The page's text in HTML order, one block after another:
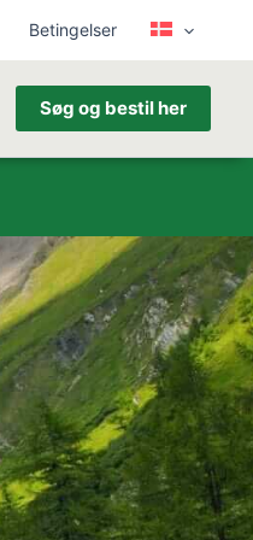
Betingelser
Søg og bestil her